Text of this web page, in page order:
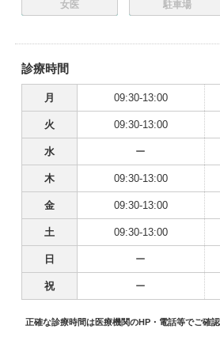
女医 駐車場
診療時間
月 09:30-13:00
火 09:30-13:00
水 ー
木 09:30-13:00
金 09:30-13:00
土 09:30-13:00
日 ー
祝 ー
正確な診療時間は医療機関のHP・電話等でご確